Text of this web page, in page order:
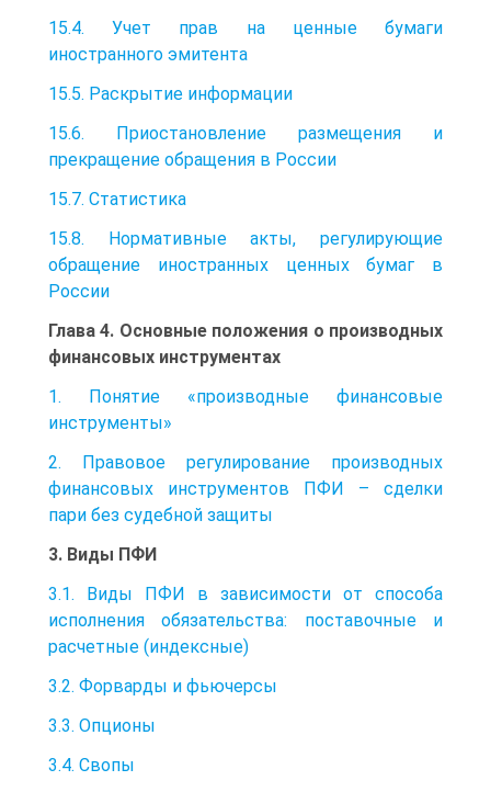
15.4. Учет прав на ценные бумаги
иностранного эмитента
15.5. Раскрытие информации
15.6. Приостановление размещения и
прекращение обращения в России
15.7. Статистика
15.8. Нормативные акты, регулирующие
обращение иностранных ценных бумаг в
России
Глава 4. Основные положения о производных
финансовых инструментах
1. Понятие «производные финансовые
инструменты»
2. Правовое регулирование производных
финансовых инструментов ПФИ – сделки
пари без судебной защиты
3. Виды ПФИ
3.1. Виды ПФИ в зависимости от способа
исполнения обязательства: поставочные и
расчетные (индексные)
3.2. Форварды и фьючерсы
3.3. Опционы
3.4. Свопы